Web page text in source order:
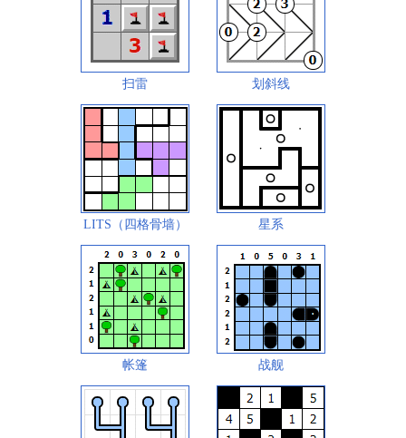
扫雷 划斜线
LITS（四格骨墙） 星系
帐篷 战舰